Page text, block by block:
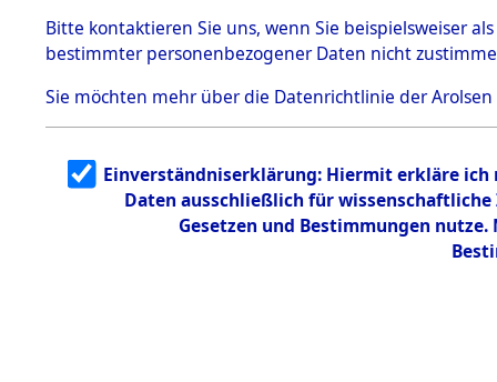
5.3.1 Alliierte
Erhebungen
zu
Todesmärsch
en
5.3.2
g
5.3.3
Todesmärsch
Bitte kontaktieren Sie uns, wenn Sie beispielsweiser
bestimmter personenbezogener Daten nicht
Sie möchten mehr über die Datenrichtlinie der Arolsen
Einverständniserklärung: Hiermit erkläre ich
Daten ausschließlich für
Gesetzen und Bestimmungen